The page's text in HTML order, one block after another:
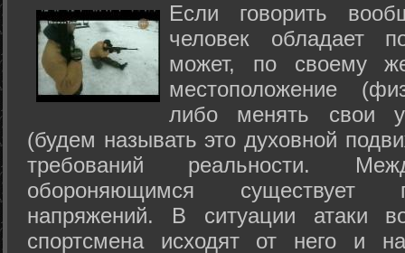
Если говорить
человек обладает
может, по своему
местоположение
либо менять свои
(будем называть это духовной
требований реальности.
обороняющимся существует
напряжений. В ситуации атаки
спортсмена исходят от него и